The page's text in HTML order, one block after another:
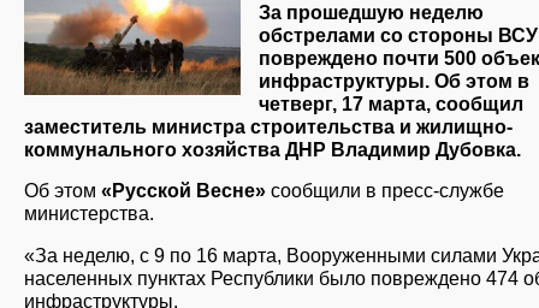
За прошедшую неделю
обстрелами со стороны
повреждено почти 500
инфраструктуры. Об этом в
четверг, 17 марта, сообщил
заместитель министра строительства и жилищно-
коммунального хозяйства ДНР Владимир Дубовка.
Об этом «Русской Весне» сообщили в пресс-службе
министерства.
«За неделю, с 9 по 16 марта, Вооруженными силами
населенных пунктах Республики было повреждено 474
инфраструктуры.